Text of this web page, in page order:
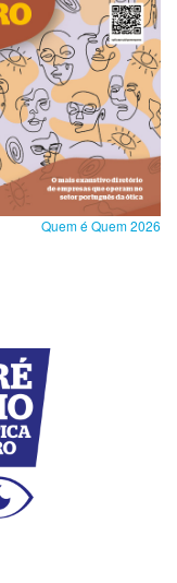
Quem é Quem 2026